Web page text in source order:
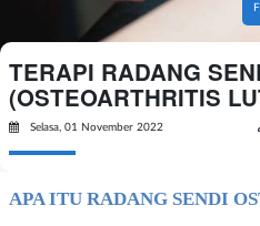
TERAPI RADANG
(OSTEOARTHRITIS
Selasa, 01 November 2022
APA ITU RADANG SENDI